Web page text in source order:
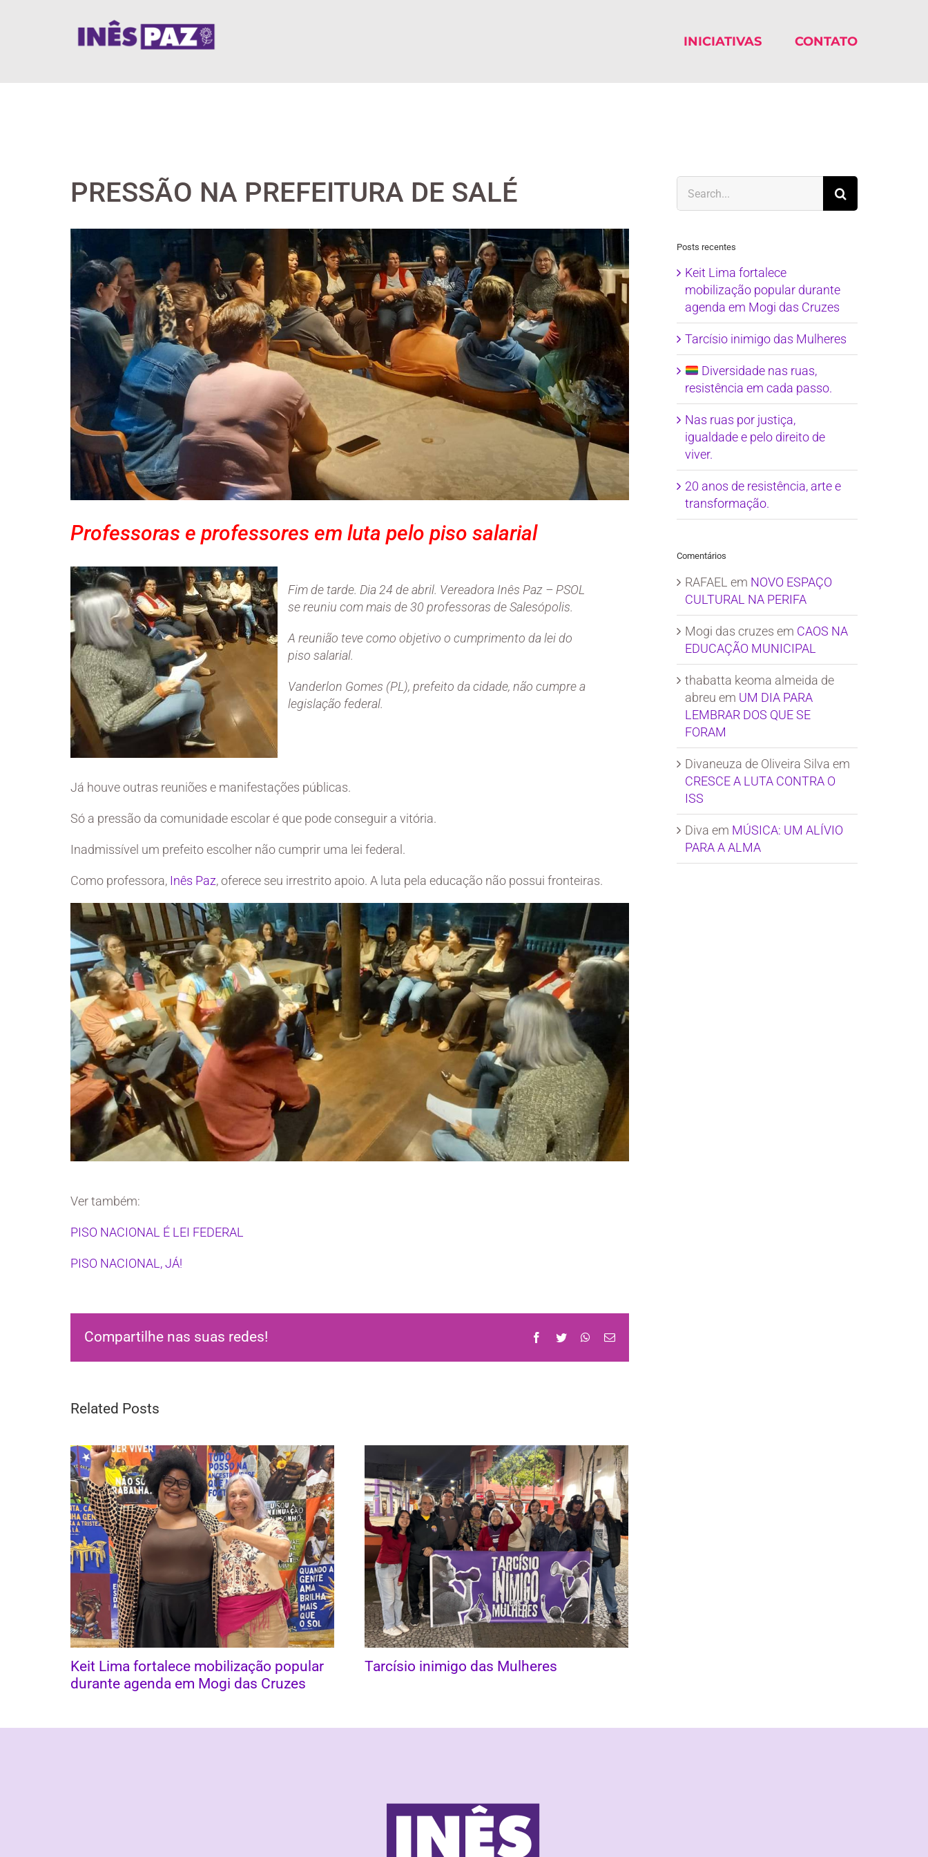
INICIATIVAS CONTATO
PRESSÃO NA PREFEITURA DE SALÉ
View
Larger
Image
Professoras e professores em luta pelo piso salarial
Fim de tarde. Dia 24 de abril. Vereadora Inês Paz – PSOL
se reuniu com mais de 30 professoras de Salesópolis.
A reunião teve como objetivo o cumprimento da lei do
piso salarial.
Vanderlon Gomes (PL), prefeito da cidade, não cumpre a
legislação federal.
Já houve outras reuniões e manifestações públicas.
Só a pressão da comunidade escolar é que pode conseguir a vitória.
Inadmissível um prefeito escolher não cumprir uma lei federal.
Como professora, Inês Paz, oferece seu irrestrito apoio. A luta pela educação não possui fronteiras.
Ver também:
PISO NACIONAL É LEI FEDERAL
PISO NACIONAL, JÁ!
Compartilhe nas suas redes! Facebook
Twitter WhatsApp
Email
Related Posts
Keit Lima fortalece mobilização popular
durante agenda em Mogi das Cruzes
Tarcísio inimigo das Mulheres
for:
Posts recentes
Keit Lima fortalece
mobilização popular durante
agenda em Mogi das Cruzes
Tarcísio inimigo das Mulheres
Diversidade nas ruas,
resistência em cada passo.
Nas ruas por justiça,
igualdade e pelo direito de
viver.
20 anos de resistência, arte e
transformação.
Comentários
RAFAEL em NOVO ESPAÇO
CULTURAL NA PERIFA
Mogi das cruzes em CAOS NA
EDUCAÇÃO MUNICIPAL
thabatta keoma almeida de
abreu em UM DIA PARA
LEMBRAR DOS QUE SE
FORAM
Divaneuza de Oliveira Silva em
CRESCE A LUTA CONTRA O
ISS
Diva em MÚSICA: UM ALÍVIO
PARA A ALMA